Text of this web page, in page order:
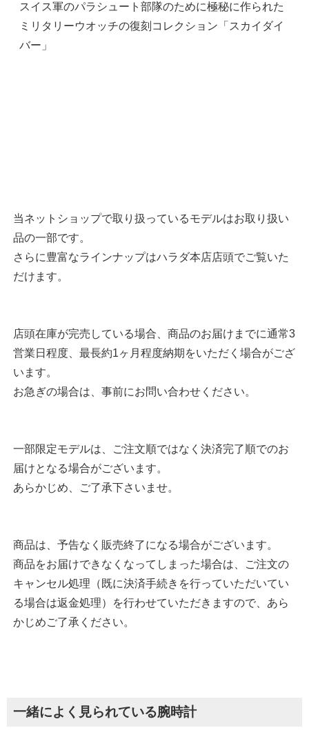
スイス軍のパラシュート部隊のために極秘に作られた
ミリタリーウオッチの復刻コレクション「スカイダイ
バー」
当ネットショップで取り扱っているモデルはお取り扱い
品の一部です。
さらに豊富なラインナップはハラダ本店店頭でご覧いた
だけます。
店頭在庫が完売している場合、商品のお届けまでに通常3
営業日程度、最長約1ヶ月程度納期をいただく場合がござ
います。
お急ぎの場合は、事前にお問い合わせください。
一部限定モデルは、ご注文順ではなく決済完了順でのお
届けとなる場合がございます。
あらかじめ、ご了承下さいませ。
商品は、予告なく販売終了になる場合がございます。
商品をお届けできなくなってしまった場合は、ご注文の
キャンセル処理（既に決済手続きを行っていただいてい
る場合は返金処理）を行わせていただきますので、あら
かじめご了承ください。
一緒によく見られている腕時計